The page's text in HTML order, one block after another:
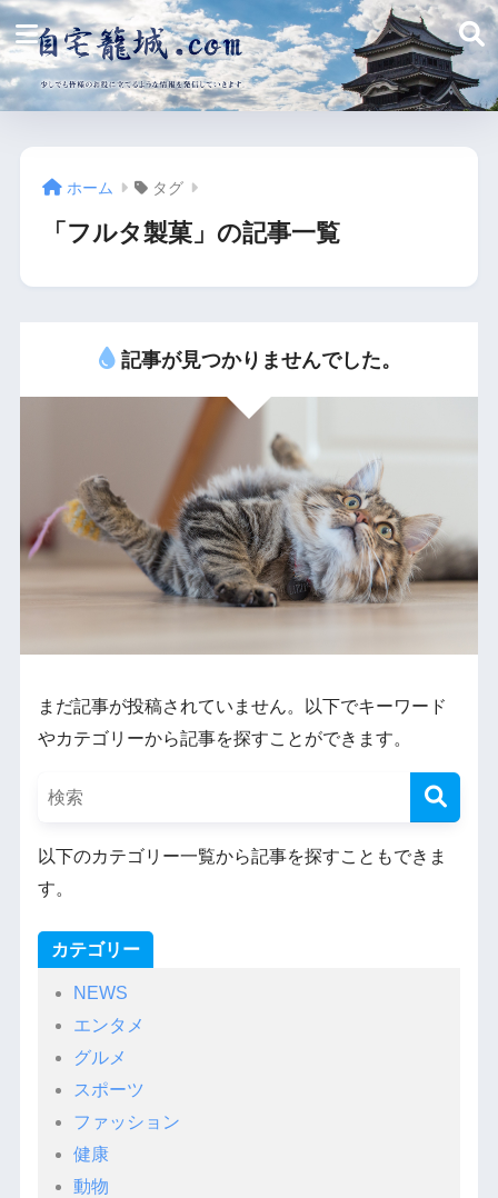
ホーム タグ
「フルタ製菓」の記事一覧
記事が見つかりませんでした。
まだ記事が投稿されていません。以下でキーワード
やカテゴリーから記事を探すことができます。
以下のカテゴリー一覧から記事を探すこともできま
す。
カテゴリー
NEWS
エンタメ
グルメ
スポーツ
ファッション
健康
動物